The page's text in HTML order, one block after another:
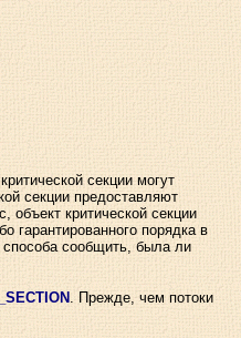
секции могут
секции предоставляют
критической секции
гарантированного порядка в
способа сообщить, была ли
. Прежде, чем потоки